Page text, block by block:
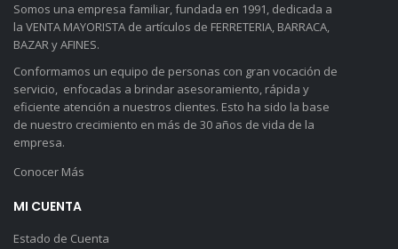
Somos una empresa familiar, fundada en 1991, dedicada a
la VENTA MAYORISTA de artículos de FERRETERIA, BARRACA,
BAZAR y AFINES.
Conformamos un equipo de personas con gran vocación de
servicio, enfocadas a brindar asesoramiento, rápida y
eficiente atención a nuestros clientes. Esto ha sido la base
de nuestro crecimiento en más de 30 años de vida de la
empresa.
Conocer Más
MI CUENTA
Estado de Cuenta